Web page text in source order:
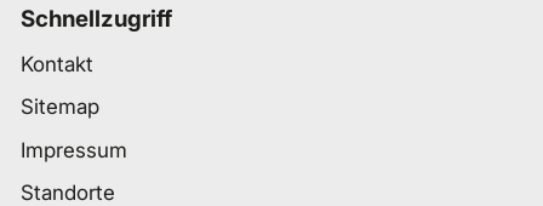
Schnellzugriff
Kontakt
Sitemap
Impressum
Standorte